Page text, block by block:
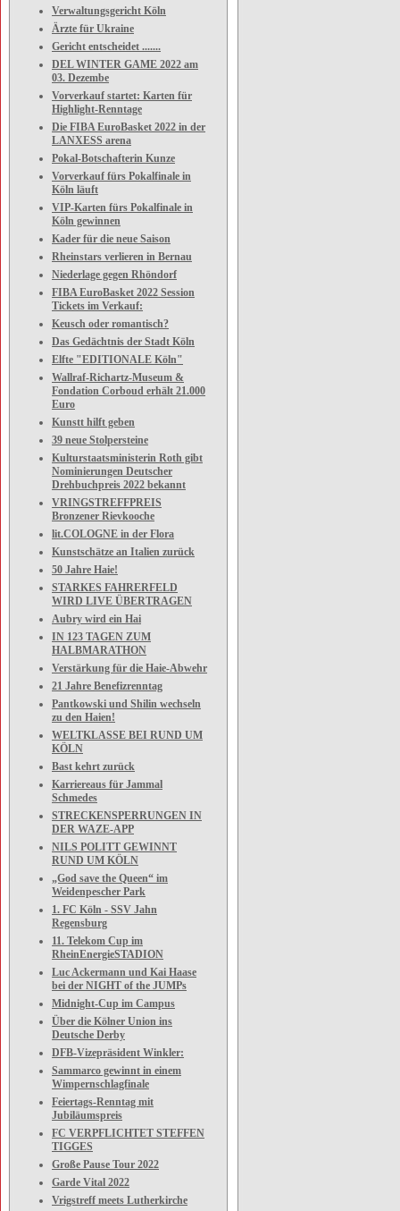
Verwaltungsgericht Köln
Ärzte für Ukraine
Gericht entscheidet .......
DEL WINTER GAME 2022 am
03. Dezembe
Vorverkauf startet: Karten für
Highlight-Renntage
Die FIBA EuroBasket 2022 in der
LANXESS arena
Pokal-Botschafterin Kunze
Vorverkauf fürs Pokalfinale in
Köln läuft
VIP-Karten fürs Pokalfinale in
Köln gewinnen
Kader für die neue Saison
Rheinstars verlieren in Bernau
Niederlage gegen Rhöndorf
FIBA EuroBasket 2022 Session
Tickets im Verkauf:
Keusch oder romantisch?
Das Gedächtnis der Stadt Köln
Elfte "EDITIONALE Köln"
Wallraf-Richartz-Museum &
Fondation Corboud erhält 21.000
Euro
Kunstt hilft geben
39 neue Stolpersteine
Kulturstaatsministerin Roth gibt
Nominierungen Deutscher
Drehbuchpreis 2022 bekannt
VRINGSTREFFPREIS
Bronzener Rievkooche
lit.COLOGNE in der Flora
Kunstschätze an Italien zurück
50 Jahre Haie!
STARKES FAHRERFELD
WIRD LIVE ÜBERTRAGEN
Aubry wird ein Hai
IN 123 TAGEN ZUM
HALBMARATHON
Verstärkung für die Haie-Abwehr
21 Jahre Benefizrenntag
Pantkowski und Shilin wechseln
zu den Haien!
WELTKLASSE BEI RUND UM
KÖLN
Bast kehrt zurück
Karriereaus für Jammal
Schmedes
STRECKENSPERRUNGEN IN
DER WAZE-APP
NILS POLITT GEWINNT
RUND UM KÖLN
„God save the Queen“ im
Weidenpescher Park
1. FC Köln - SSV Jahn
Regensburg
11. Telekom Cup im
RheinEnergieSTADION
Luc Ackermann und Kai Haase
bei der NIGHT of the JUMPs
Midnight-Cup im Campus
Über die Kölner Union ins
Deutsche Derby
DFB-Vizepräsident Winkler:
Sammarco gewinnt in einem
Wimpernschlagfinale
Feiertags-Renntag mit
Jubiläumspreis
FC VERPFLICHTET STEFFEN
TIGGES
Große Pause Tour 2022
Garde Vital 2022
Vrigstreff meets Lutherkirche